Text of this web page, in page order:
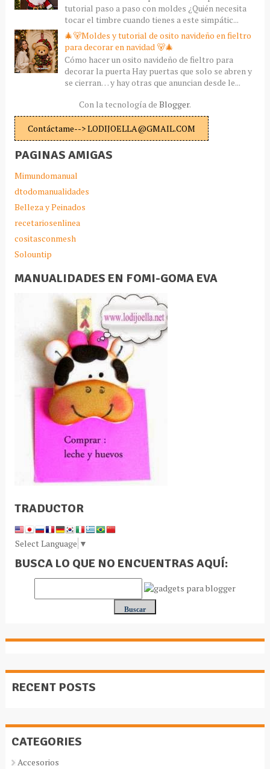
tutorial paso a paso con moldes ¿Quién necesita
tocar el timbre cuando tienes a este simpátic...
🎄🐻Moldes y tutorial de osito navideño en fieltro
para decorar en navidad 🐻🎄
Cómo hacer un osito navideño de fieltro para
decorar la puerta Hay puertas que solo se abren y
se cierran… y hay otras que anuncian desde le...
Con la tecnología de Blogger.
Contáctame--> LODIJOELLA@GMAIL.COM
PAGINAS AMIGAS
Mimundomanual
dtodomanualidades
Belleza y Peinados
recetariosenlinea
cositasconmesh
Solountip
MANUALIDADES EN FOMI-GOMA EVA
TRADUCTOR
Select Language ▼
BUSCA LO QUE NO ENCUENTRAS AQUÍ:
RECENT POSTS
CATEGORIES
Accesorios